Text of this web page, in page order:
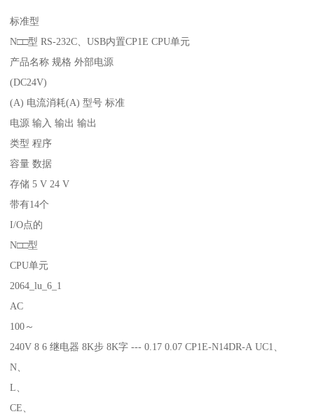
标准型
N□□型 RS-232C、USB内置CP1E CPU单元
产品名称 规格 外部电源
(DC24V)
(A) 电流消耗(A) 型号 标准
电源 输入 输出 输出
类型 程序
容量 数据
存储 5 V 24 V
带有14个
I/O点的
N□□型
CPU单元
2064_lu_6_1
AC
100～
240V 8 6 继电器 8K步 8K字 --- 0.17 0.07 CP1E-N14DR-A UC1、
N、
L、
CE、